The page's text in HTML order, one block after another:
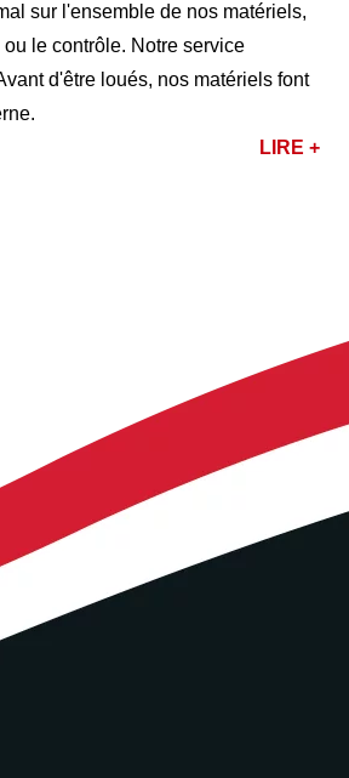
sur l'ensemble de nos matériels,
le contrôle. Notre service
d'être loués, nos matériels font
LIRE +